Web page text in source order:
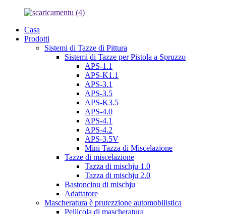
Casa
Prodotti
Sistemi di Tazze di Pittura
Sistemi di Tazze per Pistola a Spruzzo
APS-1.1
APS-K1.1
APS-3.1
APS-3.5
APS-K3.5
APS-4.0
APS-4.1
APS-4.2
APS-3.5V
Mini Tazza di Miscelazione
Tazze di miscelazione
Tazza di mischju 1.0
Tazza di mischju 2.0
Bastoncinu di mischju
Adattatore
Mascheratura è prutezzione automobilistica
Pellicola di mascheratura